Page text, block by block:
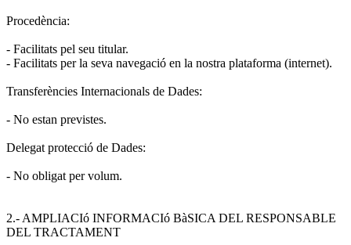
Procedència:
- Facilitats pel seu titular.
- Facilitats per la seva navegació en la nostra plataforma (internet).
Transferències Internacionals de Dades:
- No estan previstes.
Delegat protecció de Dades:
- No obligat per volum.
2.- AMPLIACIó INFORMACIó BàSICA DEL RESPONSABLE
DEL TRACTAMENT